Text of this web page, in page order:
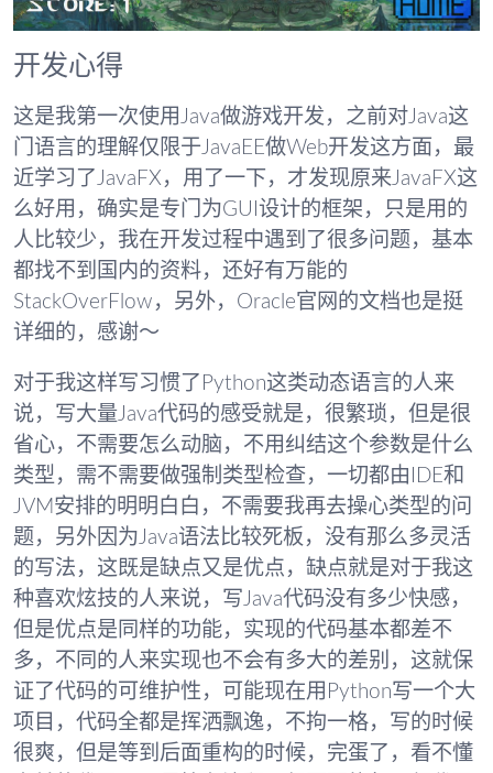
开发心得
这是我第一次使用Java做游戏开发，之前对Java这
门语言的理解仅限于JavaEE做Web开发这方面，最
近学习了JavaFX，用了一下，才发现原来JavaFX这
么好用，确实是专门为GUI设计的框架，只是用的
人比较少，我在开发过程中遇到了很多问题，基本
都找不到国内的资料，还好有万能的
StackOverFlow，另外，Oracle官网的文档也是挺
详细的，感谢～
对于我这样写习惯了Python这类动态语言的人来
说，写大量Java代码的感受就是，很繁琐，但是很
省心，不需要怎么动脑，不用纠结这个参数是什么
类型，需不需要做强制类型检查，一切都由IDE和
JVM安排的明明白白，不需要我再去操心类型的问
题，另外因为Java语法比较死板，没有那么多灵活
的写法，这既是缺点又是优点，缺点就是对于我这
种喜欢炫技的人来说，写Java代码没有多少快感，
但是优点是同样的功能，实现的代码基本都差不
多，不同的人来实现也不会有多大的差别，这就保
证了代码的可维护性，可能现在用Python写一个大
项目，代码全都是挥洒飘逸，不拘一格，写的时候
很爽，但是等到后面重构的时候，完蛋了，看不懂